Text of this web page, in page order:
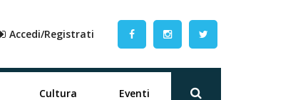
Accedi/Registrati
Cultura Eventi